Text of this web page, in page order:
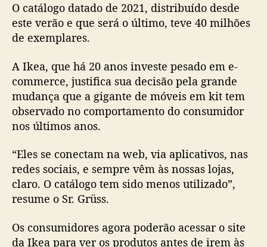
O catálogo datado de 2021, distribuído desde
este verão e que será o último, teve 40 milhões
de exemplares.
A Ikea, que há 20 anos investe pesado em e-
commerce, justifica sua decisão pela grande
mudança que a gigante de móveis em kit tem
observado no comportamento do consumidor
nos últimos anos.
“Eles se conectam na web, via aplicativos, nas
redes sociais, e sempre vêm às nossas lojas,
claro. O catálogo tem sido menos utilizado”,
resume o Sr. Grüss.
Os consumidores agora poderão acessar o site
da Ikea para ver os produtos antes de irem às